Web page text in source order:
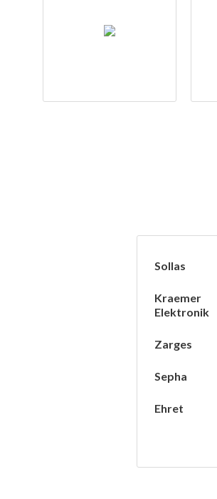
Sollas
Kraemer
Elektronik
Zarges
Sepha
Ehret